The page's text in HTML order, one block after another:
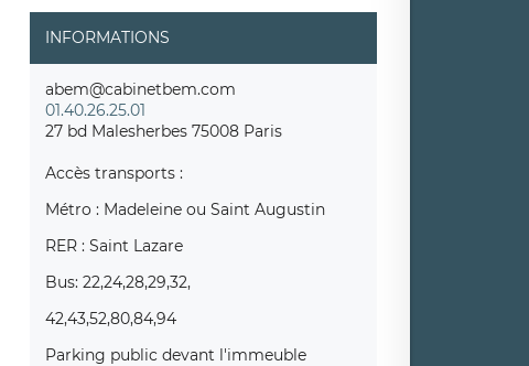
INFORMATIONS
abem@cabinetbem.com
01.40.26.25.01
27 bd Malesherbes 75008 Paris
Accès transports :
Métro : Madeleine ou Saint Augustin
RER : Saint Lazare
Bus: 22,24,28,29,32,
42,43,52,80,84,94
Parking public devant l'immeuble